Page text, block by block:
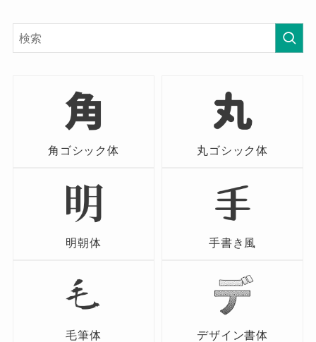
角ゴシック体 丸ゴシック体
明朝体 手書き風
毛筆体 デザイン書体